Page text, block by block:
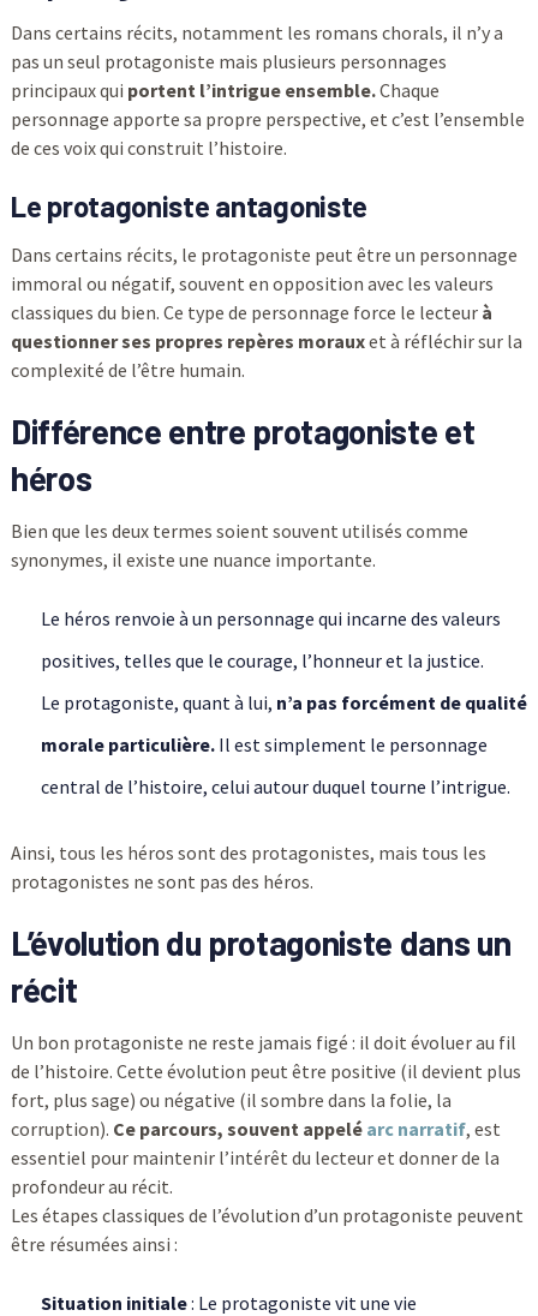
Dans certains récits, notamment les romans chorals, il n’y a
pas un seul protagoniste mais plusieurs personnages
principaux qui portent l’intrigue ensemble.Chaque
personnage apporte sa propre perspective, et c’est l’ensemble
de ces voix qui construit l’histoire.
Le protagoniste antagoniste
Dans certains récits, le protagoniste peut être un personnage
immoral ou négatif, souvent en opposition avec les valeurs
classiques du bien. Ce type de personnage force le lecteurà
questionner ses propres repères morauxet à réfléchir sur la
complexité de l’être humain.
Différence entre protagoniste et
héros
Bien que les deux termes soient souvent utilisés comme
synonymes, il existe une nuance importante.
Le héros renvoie à un personnage qui incarne des valeurs
positives, telles que le courage, l’honneur et la justice.
Le protagoniste, quant à lui, n’a pas forcément de qualité
morale particulière.Il est simplement le personnage
central de l’histoire, celui autour duquel tourne l’intrigue.
Ainsi, tous les héros sont des protagonistes, mais tous les
protagonistes ne sont pas des héros.
L’évolution du protagoniste dans un
récit
Un bon protagoniste ne reste jamais figé : il doit évoluer au fil
de l’histoire. Cette évolution peut être positive (il devient plus
fort, plus sage) ou négative (il sombre dans la folie, la
corruption). Ce parcours, souvent appelé arc narratif, est
essentiel pour maintenir l’intérêt du lecteur et donner de la
profondeur au récit.
Les étapes classiques de l’évolution d’un protagoniste peuvent
être résumées ainsi :
Situation initiale: Le protagoniste vit une vie